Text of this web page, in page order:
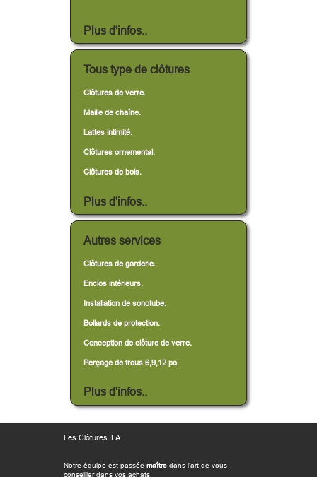
Plus d'infos..
Tous type de clôtures
Clôtures de verre.
Maille de chaîne.
Lattes intimité.
Clôtures ornemental.
Clôtures de bois.
Plus d'infos..
Autres services
Clôtures de garderie.
Enclos intérieurs.
Installation de sonotube.
Bollards de protection.
Conception de clôture de verre.
Perçage de trous 6,9,12 po.
Plus d'infos..
Les Clôtures T.A
Notre équipe est passée maîtredans l’art de vous
conseiller dans vos achats.